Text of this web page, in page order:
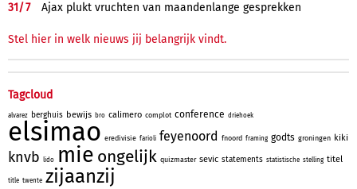
31/7 Ajax plukt vruchten van maandenlange gesprekken
Stel hier in welk nieuws jij belangrijk vindt.
Tagcloud
alvarez berghuis bewijs bro calimero complot conference driehoek
elsimao eredivisie farioli feyenoord fnoord framing godts groningen kiki
knvb lido mie ongelijk quizmaster sevic statements statistische stelling titel
title twente zijaanzij